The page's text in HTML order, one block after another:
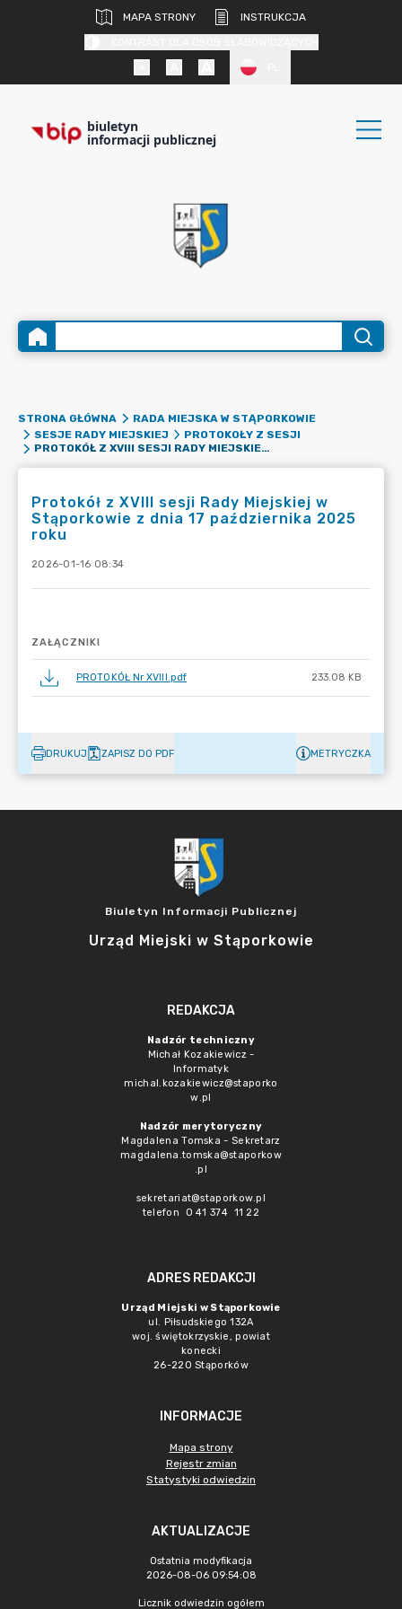
MAPA STRONY
INSTRUKCJA
biuletyn
informacji publicznej
STRONA GŁÓWNA
RADA MIEJSKA W STĄPORKOWIE
SESJE RADY MIEJSKIEJ
PROTOKOŁY Z SESJI
PROTOKÓŁ Z XVIII SESJI RADY MIEJSKIEJ W STĄPORKOWIE Z DNIA 17 PAŹDZIERNIKA 2025 ROKU
Protokół z XVIII sesji Rady Miejskiej w
Stąporkowie z dnia 17 października 2025
roku
2026-01-16 08:34
ZAŁĄCZNIKI
PROTOKÓŁ Nr XVIII.pdf 233.08 KB
DRUKUJ ZAPISZ DO PDF METRYCZKA
Biuletyn Informacji Publicznej
Urząd Miejski w Stąporkowie
REDAKCJA
Nadzór techniczny
Michał Kozakiewicz -
Informatyk
michal.kozakiewicz@staporko
w.pl
Nadzór merytoryczny
Magdalena Tomska - Sekretarz
magdalena.tomska@staporkow
.pl
sekretariat@staporkow.pl
telefon 0 41 374 11 22
ADRES REDAKCJI
Urząd Miejski w Stąporkowie
ul. Piłsudskiego 132A
woj. świętokrzyskie, powiat
konecki
26-220 Stąporków
INFORMACJE
Mapa strony
Rejestr zmian
Statystyki odwiedzin
AKTUALIZACJE
Ostatnia modyfikacja
2026-08-06 09:54:08
Licznik odwiedzin ogółem